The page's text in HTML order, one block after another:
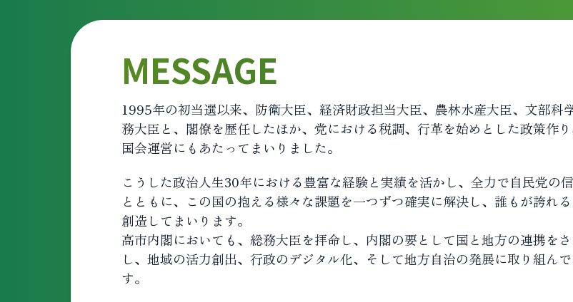
MESSAGE
1995年の初当選以来、防衛大臣、経済財政担当大臣、農林水産大臣、文部
務大臣と、閣僚を歴任したほか、党における税調、行革を始めとした政策作
国会運営にもあたってまいりました。
こうした政治人生30年における豊富な経験と実績を活かし、全力で自民党の
とともに、この国の抱える様々な課題を一つずつ確実に解決し、誰もが誇れ
創造してまいります。
高市内閣においても、総務大臣を拝命し、内閣の要として国と地方の連携を
し、地域の活力創出、行政のデジタル化、そして地方自治の発展に取り組ん
す。